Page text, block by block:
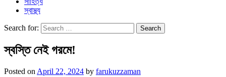
স্বাস্থ্য
Search for:
স্বস্তি নেই গরমে!
Posted on April 22, 2024 by farukuzzaman